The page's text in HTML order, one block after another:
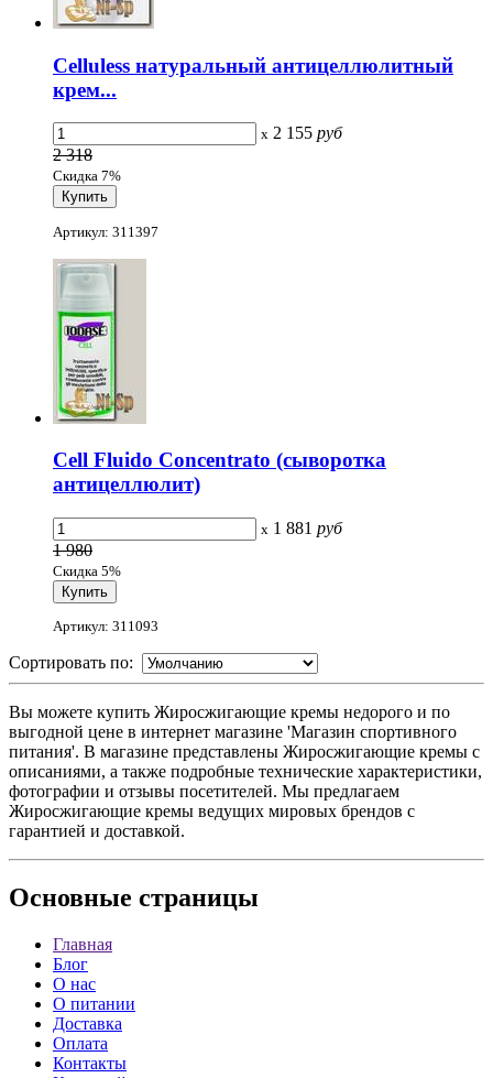
Celluless натуральный антицеллюлитный
крем...
x 2 155 руб
2 318
Скидка 7%
Артикул: 311397
Cell Fluido Concentrato (сыворотка
антицеллюлит)
x 1 881 руб
1 980
Скидка 5%
Артикул: 311093
Сортировать по:
Вы можете купить Жиросжигающие кремы недорого и по
выгодной цене в интернет магазине 'Магазин спортивного
питания'. В магазине представлены Жиросжигающие кремы с
описаниями, а также подробные технические характеристики,
фотографии и отзывы посетителей. Мы предлагаем
Жиросжигающие кремы ведущих мировых брендов с
гарантией и доставкой.
Основные страницы
Главная
Блог
О нас
О питании
Доставка
Оплата
Контакты